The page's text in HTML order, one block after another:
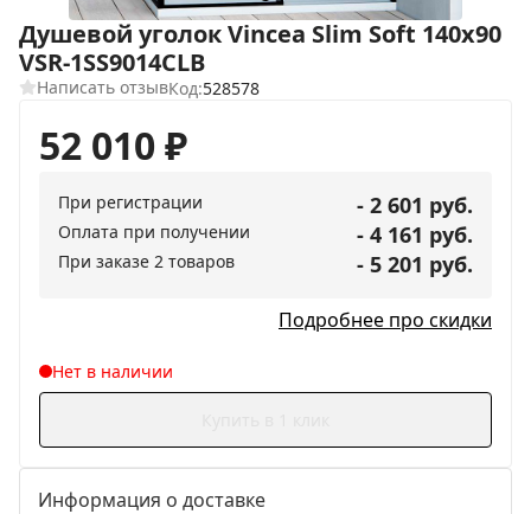
Душевой уголок Vincea Slim Soft 140x90
VSR-1SS9014CLB
Написать отзывКод:528578
52 010₽
При регистрации - 2 601 руб.
Оплата при получении - 4 161 руб.
При заказе 2 товаров - 5 201 руб.
Подробнее про скидки
Нет в наличии
Информация о доставке